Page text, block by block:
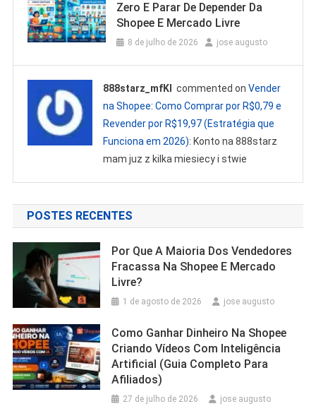
Zero E Parar De Depender Da
Shopee E Mercado Livre
8 de julho de 2026 jose augusto
888starz_mfKl commented onVender
na Shopee: Como Comprar por R$0,79 e
Revender por R$19,97 (Estratégia que
Funciona em 2026): Konto na 888starz
mam juz z kilka miesiecy i stwie
POSTES RECENTES
Por Que A Maioria Dos Vendedores
Fracassa Na Shopee E Mercado
Livre?
1 de agosto de 2026 jose augusto
Como Ganhar Dinheiro Na Shopee
Criando Vídeos Com Inteligência
Artificial (Guia Completo Para
Afiliados)
27 de julho de 2026 jose augusto